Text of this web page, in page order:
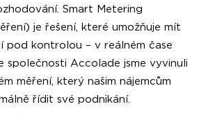
Smart Metering
je řešení, které umožňuje mít
pod kontrolou – v reálném čase
společnosti Accolade jsme vyvinuli
měření, který našim nájemcům
řídit své podnikání.